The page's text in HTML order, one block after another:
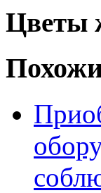
Цветы